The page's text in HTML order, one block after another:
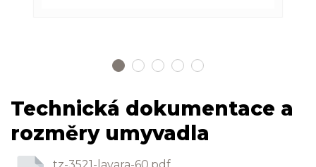
Technická dokumentace a
rozměry umyvadla